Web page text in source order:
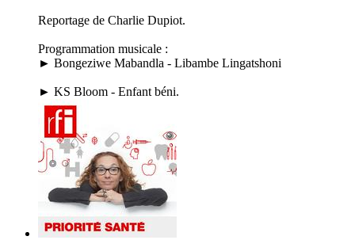
Reportage de Charlie Dupiot.
Programmation musicale :
► Bongeziwe Mabandla - Libambe Lingatshoni
► KS Bloom - Enfant béni.